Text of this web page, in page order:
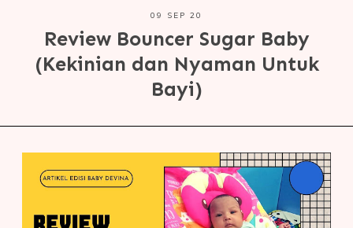
09 SEP 20
Review Bouncer Sugar Baby
(Kekinian dan Nyaman Untuk
Bayi)